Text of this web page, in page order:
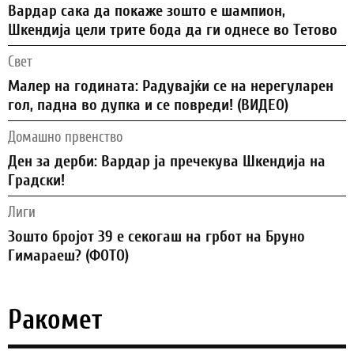
Вардар сака да покаже зошто е шампион,
Шкендија цели трите бода да ги однесе во Тетово
Свет
Малер на годината: Радувајќи се на нерегуларен
гол, падна во дупка и се повреди! (ВИДЕО)
Домашно првенство
Ден за дерби: Вардар ја пречекува Шкендија на
Градски!
Лиги
Зошто бројот 39 е секогаш на грбот на Бруно
Гимараеш? (ФОТО)
Ракомет